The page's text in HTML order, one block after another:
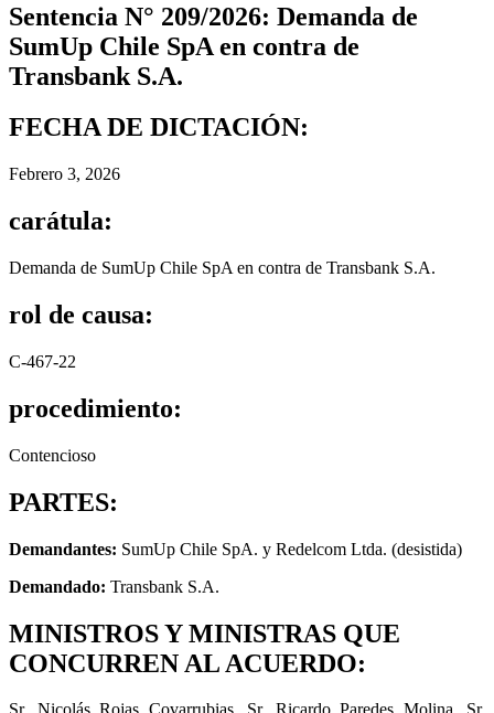
Sentencia N° 209/2026: Demanda de
SumUp Chile SpA en contra de
Transbank S.A.
FECHA DE DICTACIÓN:
Febrero 3, 2026
carátula:
Demanda de SumUp Chile SpA en contra de Transbank S.A.
rol de causa:
C-467-22
procedimiento:
Contencioso
PARTES:
Demandantes: SumUp Chile SpA. y Redelcom Ltda. (desistida)
Demandado: Transbank S.A.
MINISTROS Y MINISTRAS QUE
CONCURREN AL ACUERDO: